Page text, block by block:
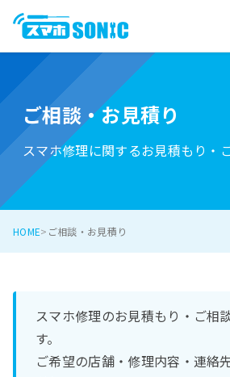
ご相談・お見積り
スマホ修理に関するお見積もり・
HOME ご相談・お見積り
スマホ修理のお見積もり・ご相
す。
ご希望の店舗・修理内容・連絡